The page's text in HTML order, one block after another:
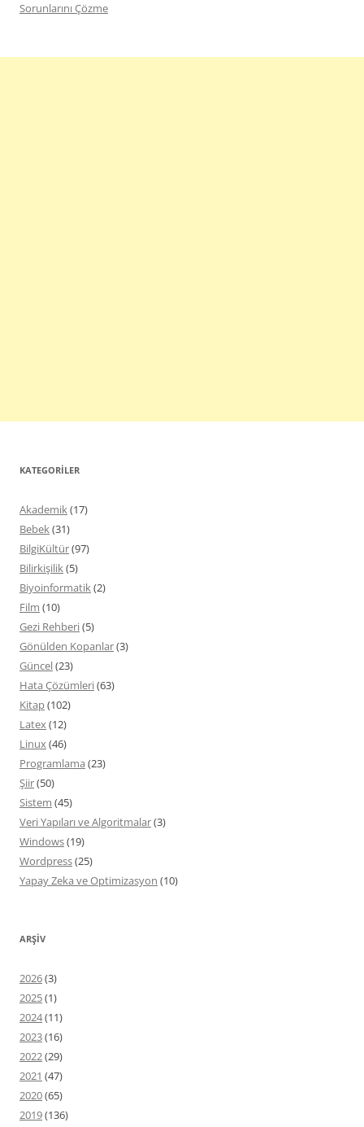
Sorunlarını Çözme
KATEGORILER
Akademik(17)
Bebek(31)
BilgiKültür(97)
Bilirkişilik(5)
Biyoinformatik(2)
Film (10)
Gezi Rehberi(5)
Gönülden Kopanlar(3)
Güncel(23)
Hata Çözümleri(63)
Kitap(102)
Latex(12)
Linux(46)
Programlama (23)
Şiir(50)
Sistem (45)
Veri Yapıları ve Algoritmalar(3)
Windows(19)
Wordpress(25)
Yapay Zeka ve Optimizasyon (10)
ARŞIV
2026(3)
2025(1)
2024(11)
2023(16)
2022(29)
2021 (47)
2020(65)
2019(136)